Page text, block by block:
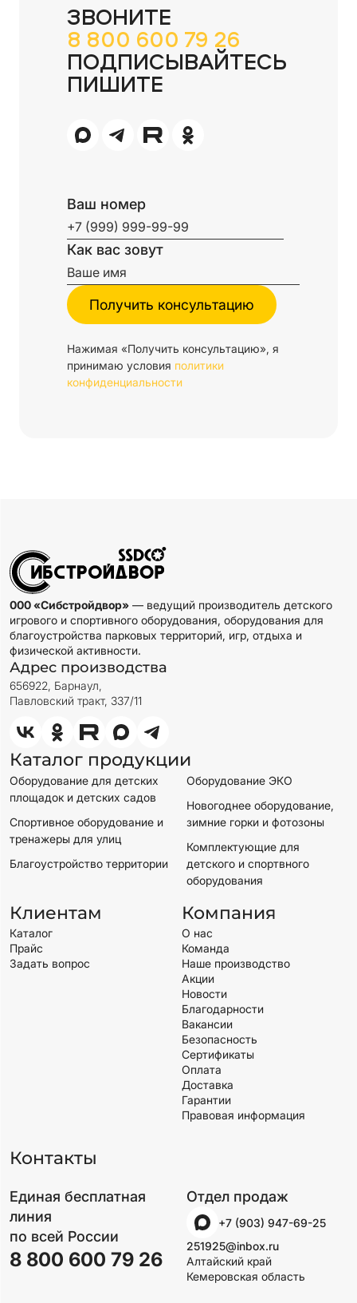
ЗВОНИТЕ
8 800 600 79 26
ПОДПИСЫВАЙТЕСЬ
ПИШИТЕ
Ваш номер
Как вас зовут
Нажимая «Получить консультацию», я
принимаю условия политики
конфиденциальности
000 «Сибстройдвор» — ведущий производитель детского
игрового и спортивного оборудования, оборудования для
благоустройства парковых территорий, игр, отдыха и
физической активности.
Адрес производства
656922, Барнаул,
Павловский тракт, 337/11
Каталог продукции
Оборудование для детских
площадок и детских садов
Спортивное оборудование и
тренажеры для улиц
Благоустройство территории
Оборудование ЭКО
Новогоднее оборудование,
зимние горки и фотозоны
Комплектующие для
детского и спортвного
оборудования
Клиентам
Каталог
Прайс
Задать вопрос
Компания
О нас
Команда
Наше производство
Акции
Новости
Благодарности
Вакансии
Безопасность
Сертификаты
Оплата
Доставка
Гарантии
Правовая информация
Контакты
Единая бесплатная
линия
по всей России
8 800 600 79 26
Отдел продаж
+7 (903) 947-69-25
251925@inbox.ru
Алтайский край
Кемеровская область